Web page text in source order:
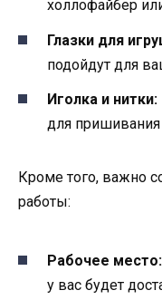
холлофайбер
Глазки для
подойдут для
Иголка и нитки:
для пришивания
Кроме того, важно
работы:
Рабочее место:
у вас будет